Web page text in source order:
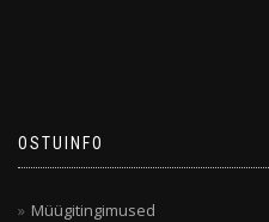
OSTUINFO
Müügitingimused